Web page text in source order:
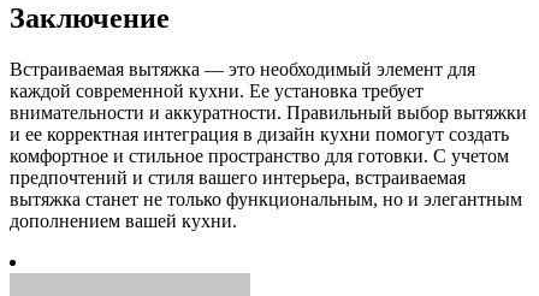
Заключение
Встраиваемая вытяжка — это необходимый элемент для
каждой современной кухни. Ее установка требует
внимательности и аккуратности. Правильный выбор вытяжки
и ее корректная интеграция в дизайн кухни помогут создать
комфортное и стильное пространство для готовки. С учетом
предпочтений и стиля вашего интерьера, встраиваемая
вытяжка станет не только функциональным, но и элегантным
дополнением вашей кухни.